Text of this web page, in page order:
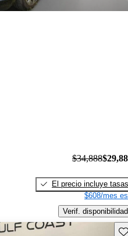
$34,888
El precio incluye tasas
$608/mes
Verif. disponibilidad